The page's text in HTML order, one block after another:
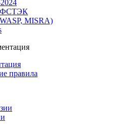
ФСТЭК
MISRA)
правила